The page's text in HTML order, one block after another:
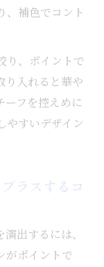
、補色でコント
り、ポイントで
り入れると華や
ーフを控えめに
やすいデザイン
ラスするコ
出するには、
がポイントで